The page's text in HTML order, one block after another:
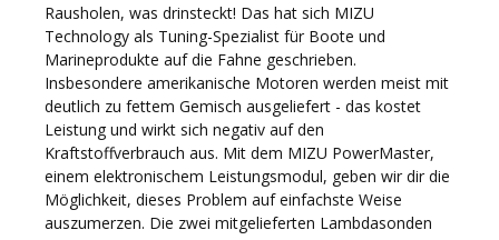
Rausholen, was drinsteckt! Das hat sich MIZU
Technology als Tuning-Spezialist für Boote und
Marineprodukte auf die Fahne geschrieben.
Insbesondere amerikanische Motoren werden meist mit
deutlich zu fettem Gemisch ausgeliefert - das kostet
Leistung und wirkt sich negativ auf den
Kraftstoffverbrauch aus. Mit dem MIZU PowerMaster,
einem elektronischem Leistungsmodul, geben wir dir die
Möglichkeit, dieses Problem auf einfachste Weise
auszumerzen. Die zwei mitgelieferten Lambdasonden